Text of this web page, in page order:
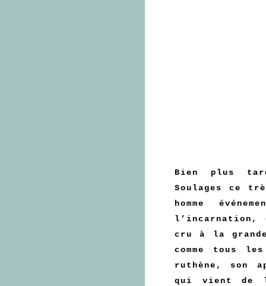
Bien plus
Soulages ce
homme
l’incarnation,
cru à la
comme tous
ruthène, son
qui vient de